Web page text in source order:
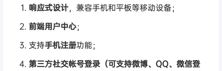
响应式设计，兼容手机和平板等移动设备；
前端用户中心；
支持手机注册功能；
第三方社交帐号登录（可支持微博、QQ、微信登